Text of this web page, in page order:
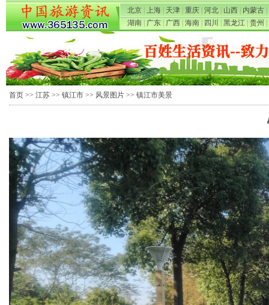
北京 上海 天津 重庆 河北 山西 内蒙古
湖南
广东 广西 海南 四川 黑龙江 贵州
首页 >> 江苏 >> 镇江市 >> 风景图片 >> 镇江市美景